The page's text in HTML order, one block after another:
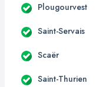
Plougourvest
Saint-Servais
Scaër
Saint-Thurien